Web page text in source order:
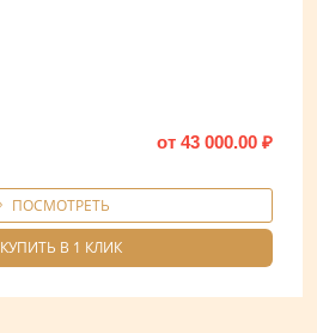
от 43 000.00 ₽
ПОСМОТРЕТЬ
КУПИТЬ В 1 КЛИК